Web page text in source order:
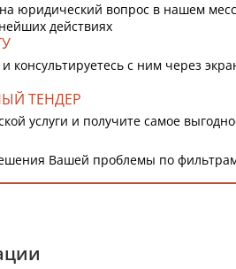
юридический вопрос в нашем
действиях
консультируетесь с ним через
ТЕНДЕР
услуги и получите самое
Вашей проблемы по